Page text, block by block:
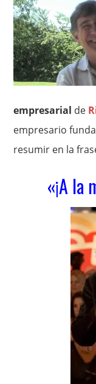
empresarial de
empresario
resumir en la
«¡A la